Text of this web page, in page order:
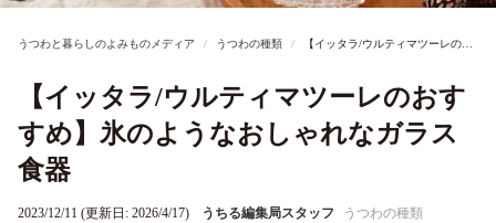
うつわと暮らしのよみものメディア うつわの種類 【イッタラ/ウルティマツーレのおすすめ】氷のようなおしゃれなガラス食器
【イッタラ/ウルティマツーレのおす
すめ】氷のようなおしゃれなガラス
食器
2023/12/11 (更新日: 2026/4/17) うちる編集局スタッフ うつわの種類